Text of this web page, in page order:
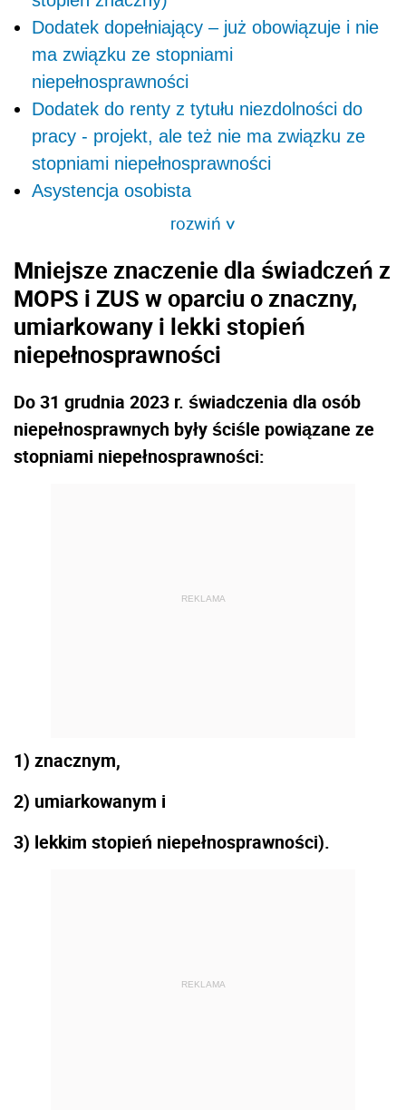
Dodatek dopełniający – już obowiązuje i nie
ma związku ze stopniami
niepełnosprawności
Dodatek do renty z tytułu niezdolności do
pracy - projekt, ale też nie ma związku ze
stopniami niepełnosprawności
Asystencja osobista
rozwiń>
Mniejsze znaczenie dla świadczeń z
MOPS i ZUS w oparciu o znaczny,
umiarkowany i lekki stopień
niepełnosprawności
Do 31 grudnia 2023 r. świadczenia dla osób
niepełnosprawnych były ściśle powiązane ze
stopniami niepełnosprawności:
REKLAMA
1) znacznym,
2) umiarkowanym i
3) lekkim stopień niepełnosprawności).
REKLAMA